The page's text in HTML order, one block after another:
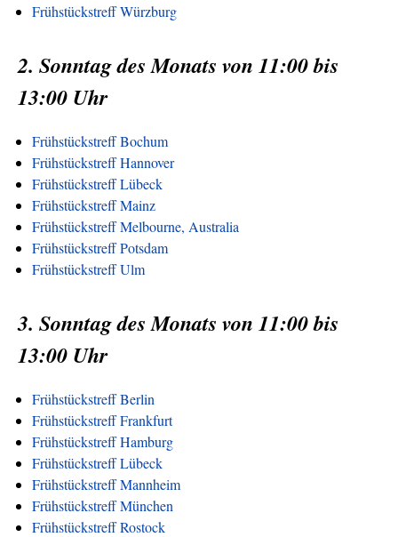
Frühstückstreff Würzburg
2. Sonntag des Monats von 11:00 bis
13:00 Uhr
Frühstückstreff Bochum
Frühstückstreff Hannover
Frühstückstreff Lübeck
Frühstückstreff Mainz
Frühstückstreff Melbourne, Australia
Frühstückstreff Potsdam
Frühstückstreff Ulm
3. Sonntag des Monats von 11:00 bis
13:00 Uhr
Frühstückstreff Berlin
Frühstückstreff Frankfurt
Frühstückstreff Hamburg
Frühstückstreff Lübeck
Frühstückstreff Mannheim
Frühstückstreff München
Frühstückstreff Rostock